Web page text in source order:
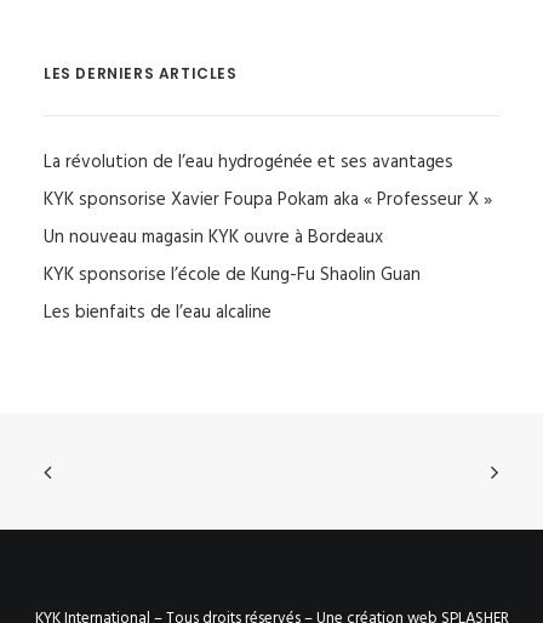
LES DERNIERS ARTICLES
La révolution de l’eau hydrogénée et ses avantages
KYK sponsorise Xavier Foupa Pokam aka « Professeur X »
Un nouveau magasin KYK ouvre à Bordeaux
KYK sponsorise l’école de Kung-Fu Shaolin Guan
Les bienfaits de l’eau alcaline